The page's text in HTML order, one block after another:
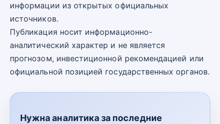
информации из открытых официальных
источников.
Публикация носит информационно-
аналитический характер и не является
прогнозом, инвестиционной рекомендацией или
официальной позицией государственных органов.
Нужна аналитика за последние